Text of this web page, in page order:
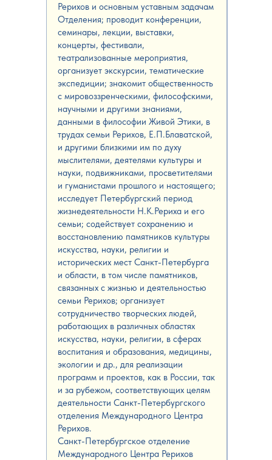
Рерихов и основным уставным задачам
Отделения; проводит конференции,
семинары, лекции, выставки,
концерты, фестивали,
театрализованные мероприятия,
организует экскурсии, тематические
экспедиции; знакомит общественность
с мировоззренческими, философскими,
научными и другими знаниями,
данными в философии Живой Этики, в
трудах семьи Рерихов, Е.П.Блаватской,
и другими близкими им по духу
мыслителями, деятелями культуры и
науки, подвижниками, просветителями
и гуманистами прошлого и настоящего;
исследует Петербургский период
жизнедеятельности Н.К.Рериха и его
семьи; содействует сохранению и
восстановлению памятников культуры
искусства, науки, религии и
исторических мест Санкт-Петербурга
и области, в том числе памятников,
связанных с жизнью и деятельностью
семьи Рерихов; организует
сотрудничество творческих людей,
работающих в различных областях
искусства, науки, религии, в сферах
воспитания и образования, медицины,
экологии и др., для реализации
программ и проектов, как в России, так
и за рубежом, соответствующих целям
деятельности Санкт-Петербургского
отделения Международного Центра
Рерихов.
Санкт-Петербургское отделение
Международного Центра Рерихов